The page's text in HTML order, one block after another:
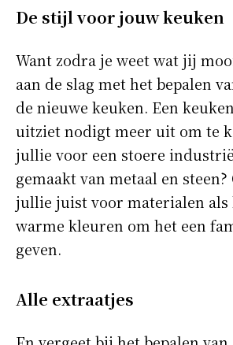
De stijl voor jouw keuken
Want zodra je weet wat jij
aan de slag met het bepalen
de nieuwe keuken. Een
uitziet nodigt meer uit om te
jullie voor een stoere
gemaakt van metaal en steen?
jullie juist voor materialen als
warme kleuren om het een
geven.
Alle extraatjes